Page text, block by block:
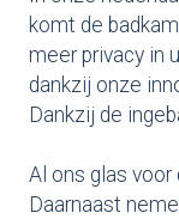
komt de
meer privacy in
dankzij onze
Dankzij de
Al ons glas
Daarnaast